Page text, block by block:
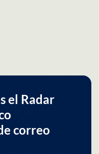
el Radar
correo